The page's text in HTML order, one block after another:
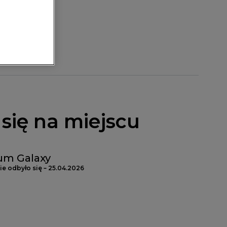
na miejscu
Galaxy
odbyło się – 25.04.2026